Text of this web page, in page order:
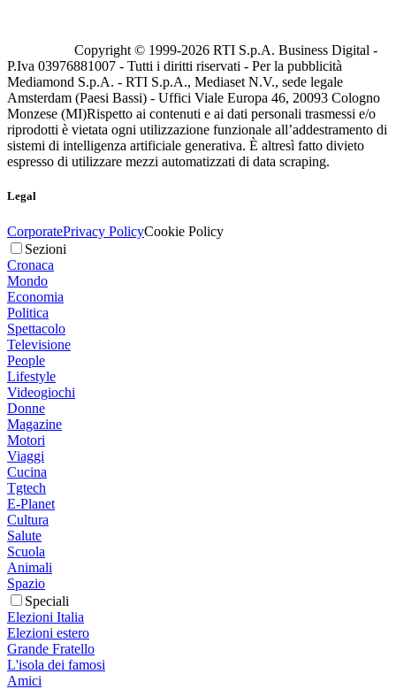
Copyright © 1999-2026 RTI S.p.A. Business Digital -
P.Iva 03976881007 - Tutti i diritti riservati - Per la pubblicità
Mediamond S.p.A. - RTI S.p.A., Mediaset N.V., sede legale
Amsterdam (Paesi Bassi) - Uffici Viale Europa 46, 20093 Cologno
Monzese (MI)Rispetto ai contenuti e ai dati personali trasmessi e/o
riprodotti è vietata ogni utilizzazione funzionale all’addestramento di
sistemi di intelligenza artificiale generativa. È altresì fatto divieto
espresso di utilizzare mezzi automatizzati di data scraping.
Legal
CorporatePrivacy PolicyCookie Policy
Sezioni
Cronaca
Mondo
Economia
Politica
Spettacolo
Televisione
People
Lifestyle
Videogiochi
Donne
Magazine
Motori
Viaggi
Cucina
Tgtech
E-Planet
Cultura
Salute
Scuola
Animali
Spazio
Speciali
Elezioni Italia
Elezioni estero
Grande Fratello
L'isola dei famosi
Amici